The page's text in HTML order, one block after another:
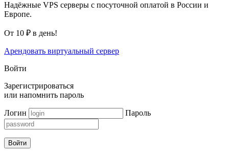
Надёжные VPS серверы с посуточной оплатой в России и
Европе.
От 10 ₽ в день!
Арендовать виртуальный сервер
Войти
Зарегистрироваться
или напомнить пароль
Логин Пароль
Войти